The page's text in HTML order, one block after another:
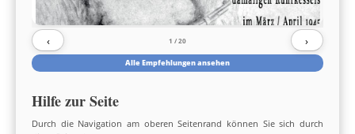
‹ 1 / 20 ›
Alle Empfehlungen ansehen
Hilfe zur Seite
Durch die Navigation am oberen Seitenrand können Sie sich durch